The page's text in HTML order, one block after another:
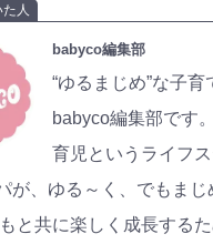
人
babyco編集部
“ゆるまじめ”な子
babyco編集部です
育児というライフ
が、ゆる～く、でもま
と共に楽しく成長する